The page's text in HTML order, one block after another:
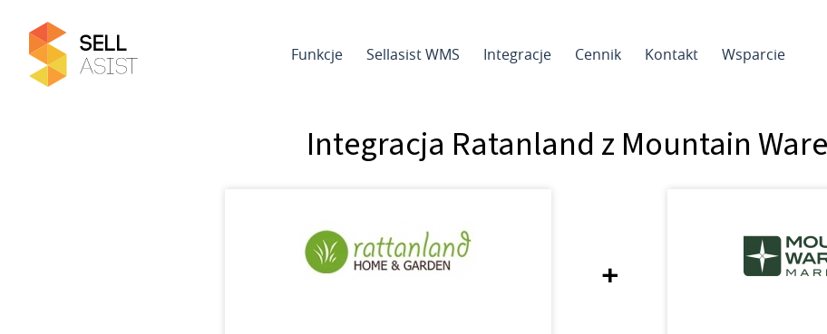
Funkcje Sellasist WMS Integracje Cennik Kontakt Wsparcie
Integracja Ratanland z Mountain
+